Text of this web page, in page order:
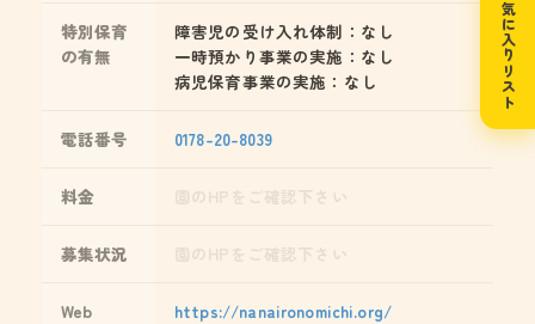
特別保育
の有無
障害児の受け入れ体制：なし
一時預かり事業の実施：なし
病児保育事業の実施：なし
電話番号 0178-20-8039
料金
募集状況
Web https://nanaironomichi.org/
お気に入りリスト